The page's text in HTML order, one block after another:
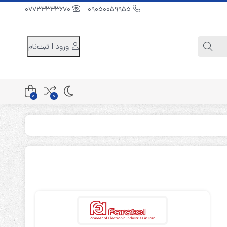
ورود | ثبت‌نام
کابینت باتری 48 ولت
0
0